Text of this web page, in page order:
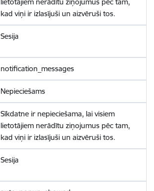
kad viņi ir izlasījuši un aizvēruši tos.
Sesija
notification_messages
Nepieciešams
Sīkdatne ir nepieciešama, lai visiem
lietotājiem nerādītu ziņojumus pēc tam,
kad viņi ir izlasījuši un aizvēruši tos.
Sesija